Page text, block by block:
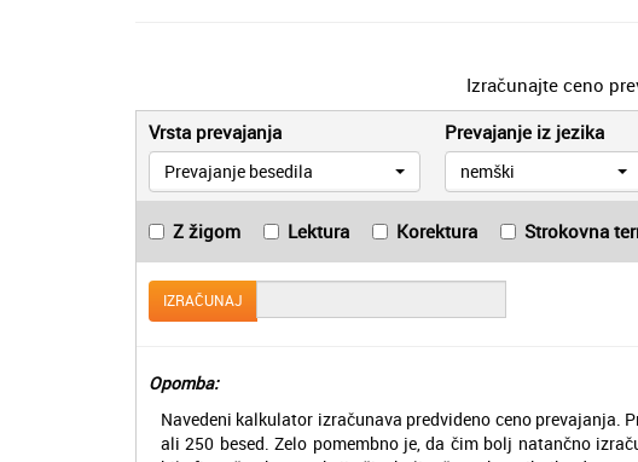
Izračunajte ceno
Vrsta prevajanja
Prevajanje besedila
Prevajanje iz jezika
nemški
Z žigom Lektura Korektura Strokovna
IZRAČUNAJ
Opomba:
Navedeni kalkulator izračunava predvideno ceno prevajanja.
ali 250 besed. Zelo pomembno je, da čim bolj natančno